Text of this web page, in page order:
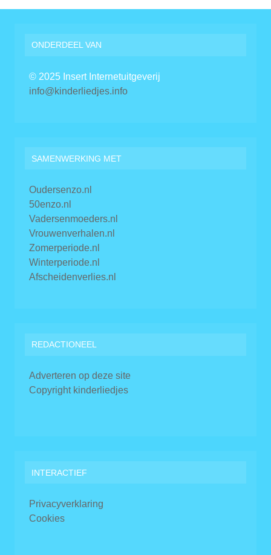
ONDERDEEL VAN
© 2025 Insert Internetuitgeverij
info@kinderliedjes.info
SAMENWERKING MET
Oudersenzo.nl
50enzo.nl
Vadersenmoeders.nl
Vrouwenverhalen.nl
Zomerperiode.nl
Winterperiode.nl
Afscheidenverlies.nl
REDACTIONEEL
Adverteren op deze site
Copyright kinderliedjes
INTERACTIEF
Privacyverklaring
Cookies